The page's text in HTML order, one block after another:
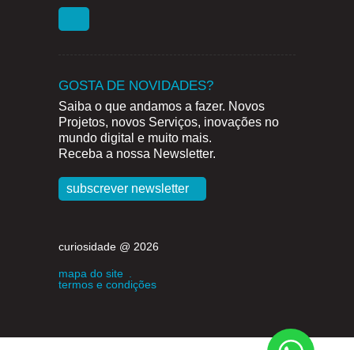
GOSTA DE NOVIDADES?
Saiba o que andamos a fazer. Novos
Projetos, novos Serviços, inovações no
mundo digital e muito mais.
Receba a nossa Newsletter.
subscrever newsletter
curiosidade @ 2026
mapa do site
termos e condições